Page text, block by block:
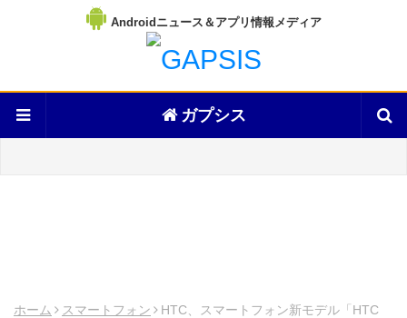
Androidニュース＆アプリ情報メディア
ガプシス
ホーム スマートフォン
HTC、スマートフォン新モデル「HTC